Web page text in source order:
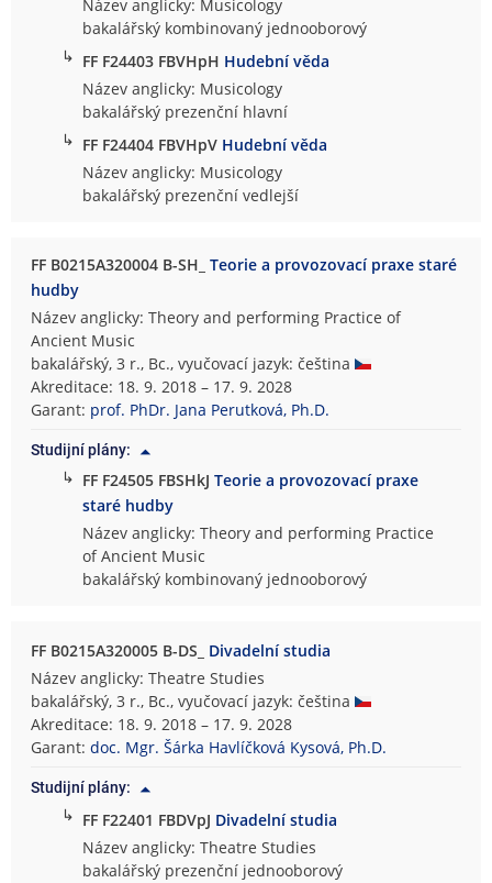
Název anglicky: Musicology
bakalářský kombinovaný jednooborový
↳ FF F24403 FBVHpH Hudební věda
Název anglicky: Musicology
bakalářský prezenční hlavní
↳ FF F24404 FBVHpV Hudební věda
Název anglicky: Musicology
bakalářský prezenční vedlejší
FF B0215A320004 B-SH_Teorie a provozovací praxe staré
hudby
Název anglicky: Theory and performing Practice of
Ancient Music
bakalářský, 3 r., Bc., vyučovací jazyk: čeština
Akreditace: 18. 9. 2018 – 17. 9. 2028
Garant: prof. PhDr. Jana Perutková, Ph.D.
Studijní plány:
↳ FF F24505 FBSHkJTeorie a provozovací praxe
staré hudby
Název anglicky: Theory and performing Practice
of Ancient Music
bakalářský kombinovaný jednooborový
FF B0215A320005 B-DS_ Divadelní studia
Název anglicky: Theatre Studies
bakalářský, 3 r., Bc., vyučovací jazyk: čeština
Akreditace: 18. 9. 2018 – 17. 9. 2028
Garant:doc. Mgr. Šárka Havlíčková Kysová, Ph.D.
Studijní plány:
↳ FF F22401 FBDVpJ Divadelní studia
Název anglicky: Theatre Studies
bakalářský prezenční jednooborový